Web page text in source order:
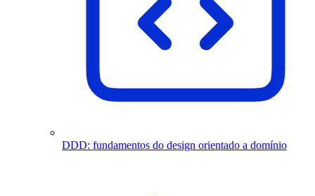
DDD: fundamentos do design orientado a domínio